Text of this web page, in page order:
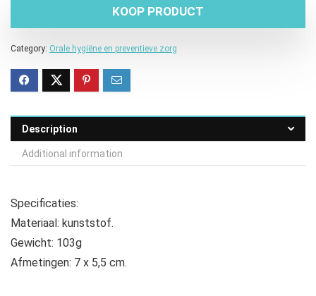
KOOP PRODUCT
Category: Orale hygiëne en preventieve zorg
Description
Additional information
Specificaties:
Materiaal: kunststof.
Gewicht: 103g
Afmetingen: 7 x 5,5 cm.